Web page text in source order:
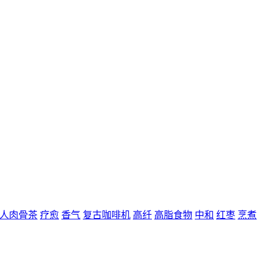
人肉骨茶 疗愈 香气 复古咖啡机 高纤 高脂食物 中和 红枣 烹煮